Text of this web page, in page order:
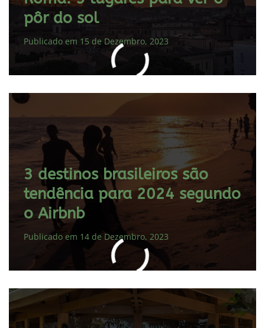
pôr do sol
Publicado em 15 de Dezembro, 2023
3 destinos brasileiros são
tendência para 2024 segundo
o Airbnb
Publicado em 14 de Dezembro, 2023